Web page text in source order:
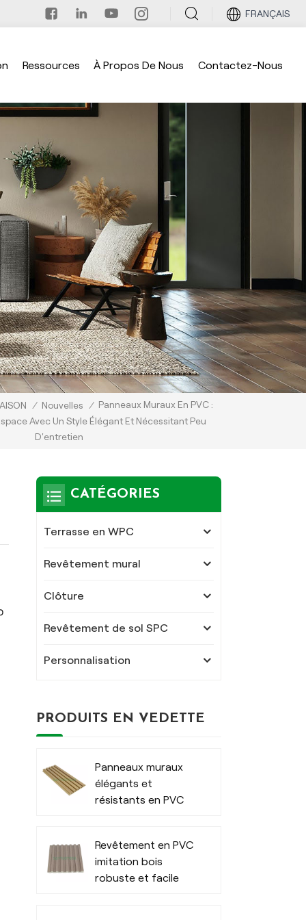
FRANÇAIS
Ressources À Propos De Nous Contactez-Nous
/ Nouvelles / Panneaux Muraux En PVC :
Avec Un Style Élégant Et Nécessitant Peu
D'entretien
CATÉGORIES
Terrasse en WPC
Revêtement mural
Clôture
Revêtement de sol SPC
Personnalisation
PRODUITS EN VEDETTE
Panneaux muraux
élégants et
résistants en PVC
Revêtement en PVC
imitation bois
robuste et facile